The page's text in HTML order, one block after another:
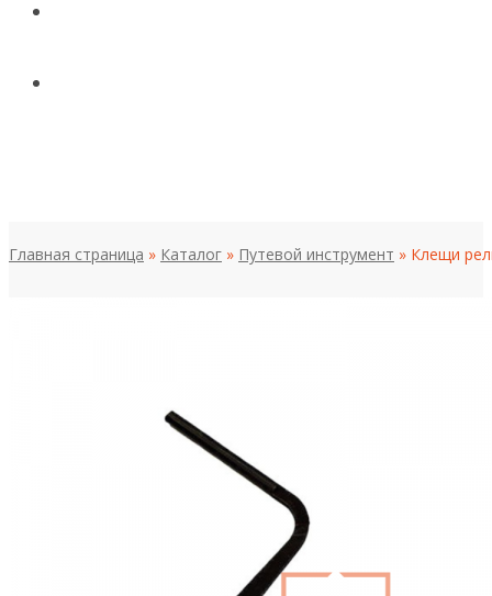
Главная страница » Каталог » Путевой инструмент » Клещи